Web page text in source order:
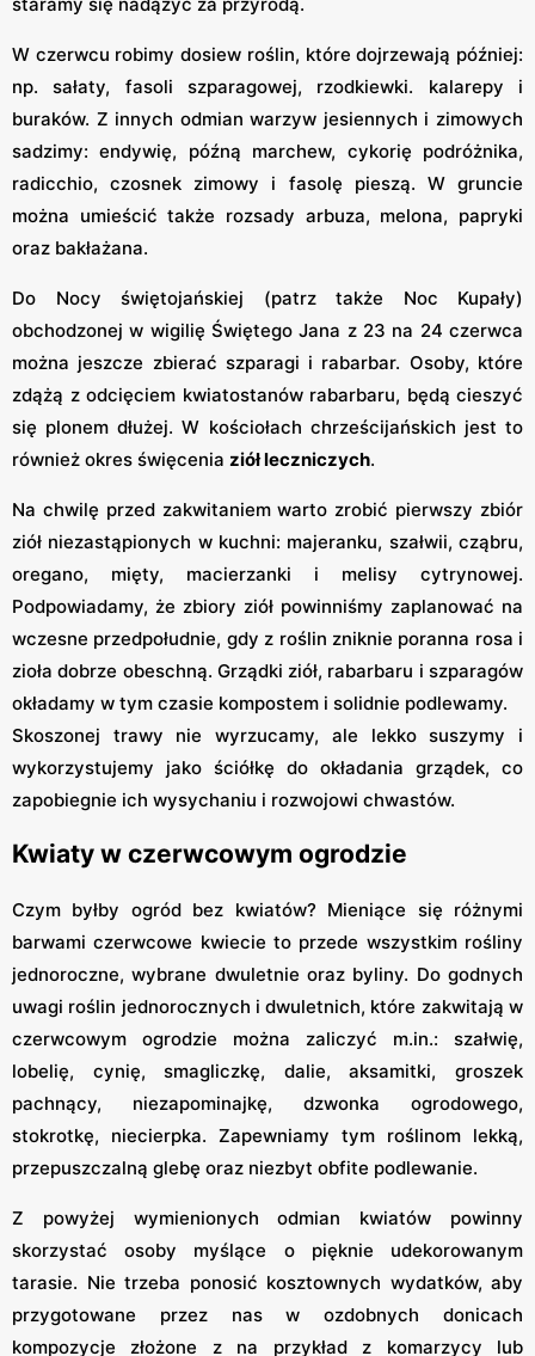
W czerwcu robimy dosiew roślin, które dojrzewają później:
np. sałaty, fasoli szparagowej, rzodkiewki. kalarepy i
buraków. Z innych odmian warzyw jesiennych i zimowych
sadzimy: endywię, późną marchew, cykorię podróżnika,
radicchio, czosnek zimowy i fasolę pieszą. W gruncie
można umieścić także rozsady arbuza, melona, papryki
oraz bakłażana.
Do Nocy świętojańskiej (patrz także Noc Kupały)
obchodzonej w wigilię Świętego Jana z 23 na 24 czerwca
można jeszcze zbierać szparagi i rabarbar. Osoby, które
zdążą z odcięciem kwiatostanów rabarbaru, będą cieszyć
się plonem dłużej. W kościołach chrześcijańskich jest to
również okres święcenia ziół leczniczych.
Na chwilę przed zakwitaniem warto zrobić pierwszy zbiór
ziół niezastąpionych w kuchni: majeranku, szałwii, cząbru,
oregano, mięty, macierzanki i melisy cytrynowej.
Podpowiadamy, że zbiory ziół powinniśmy zaplanować na
wczesne przedpołudnie, gdy z roślin zniknie poranna rosa i
zioła dobrze obeschną. Grządki ziół, rabarbaru i szparagów
okładamy w tym czasie kompostem i solidnie podlewamy.
Skoszonej trawy nie wyrzucamy, ale lekko suszymy i
wykorzystujemy jako ściółkę do okładania grządek, co
zapobiegnie ich wysychaniu i rozwojowi chwastów.
Kwiaty w czerwcowym ogrodzie
Czym byłby ogród bez kwiatów? Mieniące się różnymi
barwami czerwcowe kwiecie to przede wszystkim rośliny
jednoroczne, wybrane dwuletnie oraz byliny. Do godnych
uwagi roślin jednorocznych i dwuletnich, które zakwitają w
czerwcowym ogrodzie można zaliczyć m.in.: szałwię,
lobelię, cynię, smagliczkę, dalie, aksamitki, groszek
pachnący, niezapominajkę, dzwonka ogrodowego,
stokrotkę, niecierpka. Zapewniamy tym roślinom lekką,
przepuszczalną glebę oraz niezbyt obfite podlewanie.
Z powyżej wymienionych odmian kwiatów powinny
skorzystać osoby myślące o pięknie udekorowanym
tarasie. Nie trzeba ponosić kosztownych wydatków, aby
przygotowane przez nas w ozdobnych donicach
kompozycje złożone z na przykład z komarzycy lub